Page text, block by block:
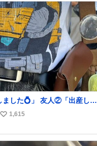
数
した💍」 友人②「出産しま
③「マイホーム建てました
りしたヴィズラ家の末裔に心
い
1,615